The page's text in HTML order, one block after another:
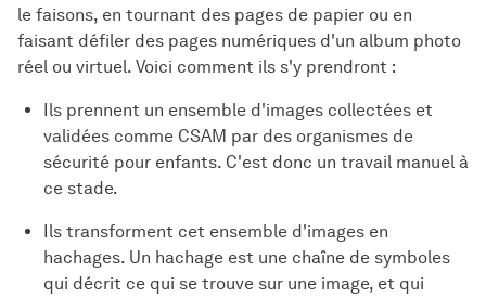
le faisons, en tournant des pages de papier ou en
faisant défiler des pages numériques d'un album photo
réel ou virtuel. Voici comment ils s'y prendront :
Ils prennent un ensemble d'images collectées et
validées comme CSAM par des organismes de
sécurité pour enfants. C'est donc un travail manuel à
ce stade.
Ils transforment cet ensemble d'images en
hachages. Un hachage est une chaîne de symboles
qui décrit ce qui se trouve sur une image, et qui